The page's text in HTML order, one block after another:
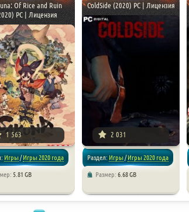
Of Rice and Ruin
PC | Лицензия
1 563
Игры/Игры 2020 года
5.81 GB
ColdSide (2020) PC | Лицензия
2 031
Раздел: Игры/Игры 2020 года
Размер: 6.68 GB